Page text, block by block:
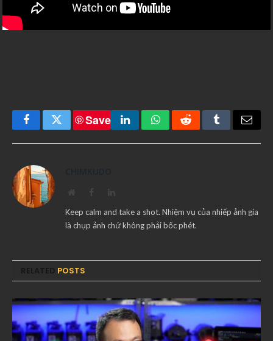
FacebookTwitter
Save
LinkedInWhatsAppRedditTumblrEmail
Keep calm and take a shot. Nhiệm vụ của nhiếp ảnh gia
là chụp ảnh chứ không phải bốc phét.
POSTS